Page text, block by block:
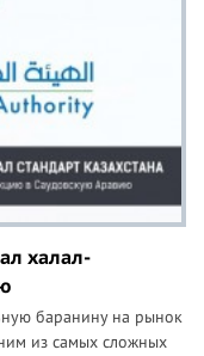
халал-
баранину на рынок
из самых сложных